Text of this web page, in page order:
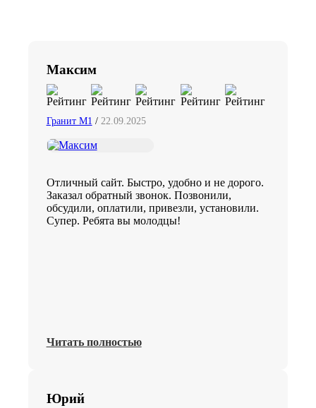
Максим
Гранит М1 / 22.09.2025
Отличный сайт. Быстро, удобно и не дорого.
Заказал обратный звонок. Позвонили,
обсудили, оплатили, привезли, установили.
Супер. Ребята вы молодцы!
Читать полностью
Юрий